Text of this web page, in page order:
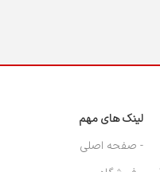
لینک های مهم
- صفحه اصلی